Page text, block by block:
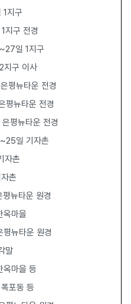
지구
지구 전경
일 1지구
구 이사
평뉴타운 전경
평뉴타운 전경
평뉴타운 전경
일 기자촌
자촌
촌
뉴타운 원경
옥마을
뉴타운 원경
말
마을 등
포동 등